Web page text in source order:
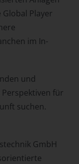
Player
im In-
und
für
suchen.
GmbH